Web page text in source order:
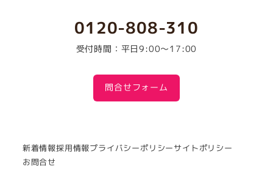
0120-808-310
受付時間：平日9:00～17:00
問合せフォーム
新着情報採用情報プライバシーポリシーサイトポリシー
お問合せ